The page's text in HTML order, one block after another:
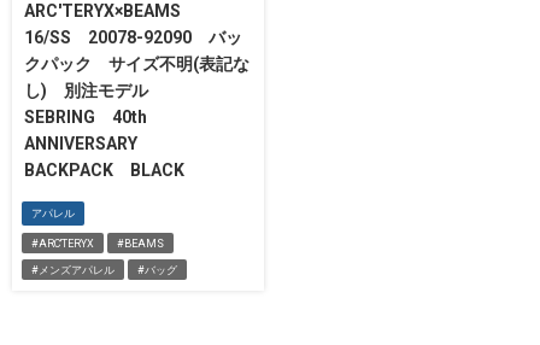
ARC'TERYX×BEAMS
16/SS 20078-92090 バッ
クパック サイズ不明(表記な
し) 別注モデル
SEBRING 40th
ANNIVERSARY
BACKPACK BLACK
アパレル
#ARC'TERYX #BEAMS
#メンズアパレル #バッグ